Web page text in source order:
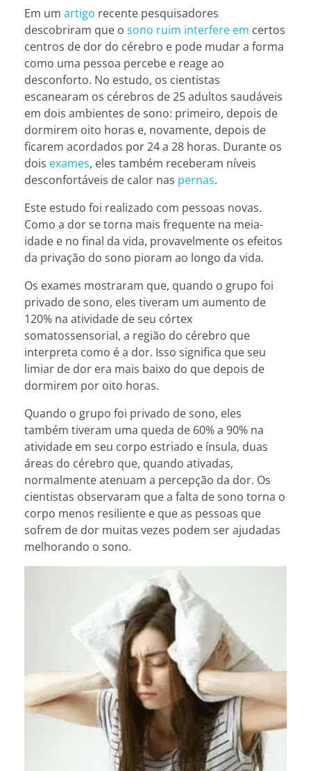
Em um artigo recente pesquisadores
descobriram que o sono ruim interfere em certos
centros de dor do cérebro e pode mudar a forma
como uma pessoa percebe e reage ao
desconforto. No estudo, os cientistas
escanearam os cérebros de 25 adultos saudáveis
em dois ambientes de sono: primeiro, depois de
dormirem oito horas e, novamente, depois de
ficarem acordados por 24 a 28 horas. Durante os
dois exames, eles também receberam níveis
desconfortáveis de calor nas pernas.
Este estudo foi realizado com pessoas novas.
Como a dor se torna mais frequente na meia-
idade e no final da vida, provavelmente os efeitos
da privação do sono pioram ao longo da vida.
Os exames mostraram que, quando o grupo foi
privado de sono, eles tiveram um aumento de
120% na atividade de seu córtex
somatossensorial, a região do cérebro que
interpreta como é a dor. Isso significa que seu
limiar de dor era mais baixo do que depois de
dormirem por oito horas.
Quando o grupo foi privado de sono, eles
também tiveram uma queda de 60% a 90% na
atividade em seu corpo estriado e ínsula, duas
áreas do cérebro que, quando ativadas,
normalmente atenuam a percepção da dor. Os
cientistas observaram que a falta de sono torna o
corpo menos resiliente e que as pessoas que
sofrem de dor muitas vezes podem ser ajudadas
melhorando o sono.